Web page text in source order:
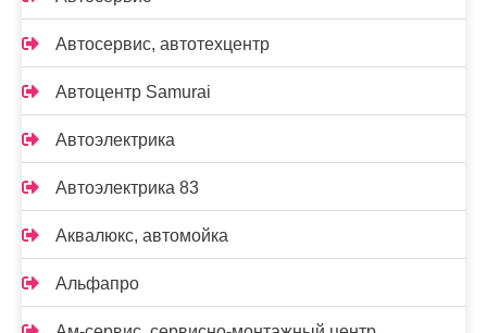
Автосервис, автотехцентр
Автоцентр Samurai
Автоэлектрика
Автоэлектрика 83
Аквалюкс, автомойка
Альфапро